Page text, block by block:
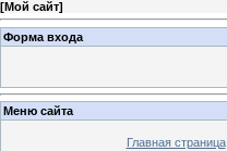
[Мой сайт]
Форма входа
Меню сайта
Главная страница